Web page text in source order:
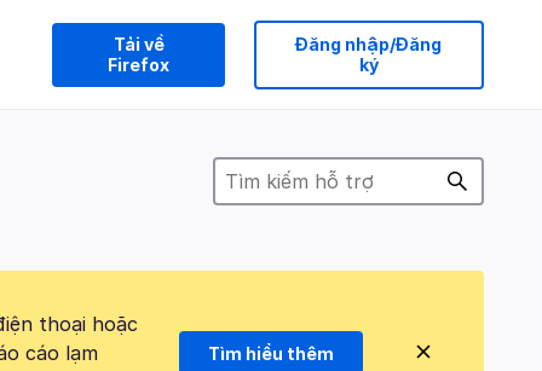
Tải về
Firefox
Đăng nhập/Đăng
ký
thoại hoặc
cáo lạm
Tìm hiểu thêm